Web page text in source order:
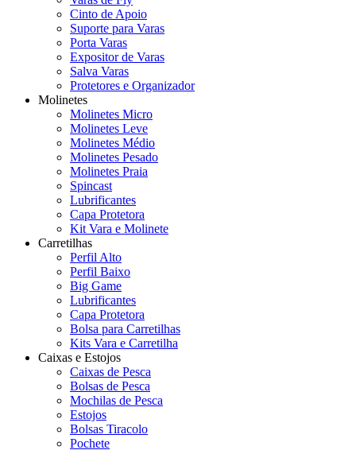
Cinto de Apoio
Suporte para Varas
Porta Varas
Expositor de Varas
Salva Varas
Protetores e Organizador
Molinetes
Molinetes Micro
Molinetes Leve
Molinetes Médio
Molinetes Pesado
Molinetes Praia
Spincast
Lubrificantes
Capa Protetora
Kit Vara e Molinete
Carretilhas
Perfil Alto
Perfil Baixo
Big Game
Lubrificantes
Capa Protetora
Bolsa para Carretilhas
Kits Vara e Carretilha
Caixas e Estojos
Caixas de Pesca
Bolsas de Pesca
Mochilas de Pesca
Estojos
Bolsas Tiracolo
Pochete